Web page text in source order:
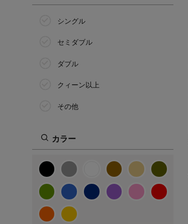
シングル
セミダブル
ダブル
クィーン以上
その他
カラー